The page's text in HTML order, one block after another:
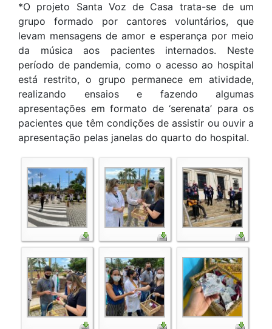
*O projeto Santa Voz de Casa trata-se de um
grupo formado por cantores voluntários, que
levam mensagens de amor e esperança por meio
da música aos pacientes internados. Neste
período de pandemia, como o acesso ao hospital
está restrito, o grupo permanece em atividade,
realizando ensaios e fazendo algumas
apresentações em formato de ‘serenata’ para os
pacientes que têm condições de assistir ou ouvir a
apresentação pelas janelas do quarto do hospital.